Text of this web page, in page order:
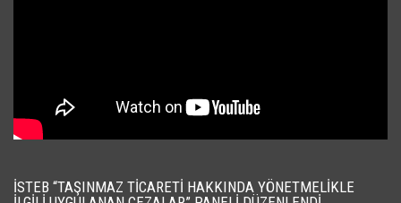
İSTEB “TAŞINMAZ TICARETI HAKKINDA YÖNETMELIKLE